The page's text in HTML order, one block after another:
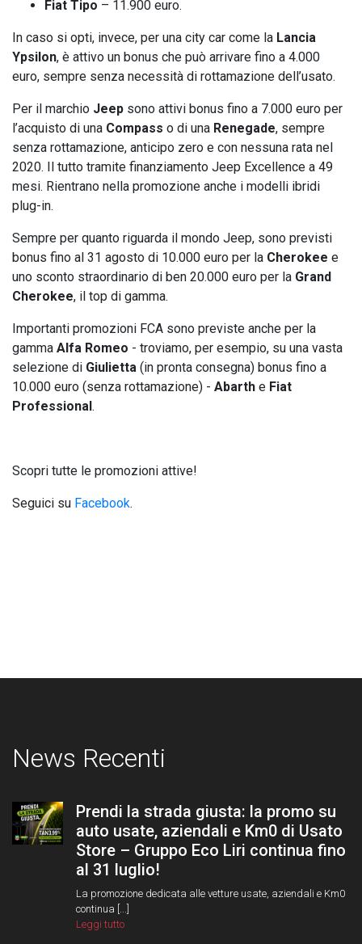
Fiat Tipo – 11.900 euro.
In caso si opti, invece, per una city car come la Lancia
Ypsilon, è attivo un bonus che può arrivare fino a 4.000
euro, sempre senza necessità di rottamazione dell’usato.
Per il marchio Jeep sono attivi bonus fino a 7.000 euro per
l’acquisto di una Compass o di una Renegade, sempre
senza rottamazione, anticipo zero e con nessuna rata nel
2020. Il tutto tramite finanziamento Jeep Excellence a 49
mesi. Rientrano nella promozione anche i modelli ibridi
plug-in.
Sempre per quanto riguarda il mondo Jeep, sono previsti
bonus fino al 31 agosto di 10.000 euro per la Cherokee e
uno sconto straordinario di ben 20.000 euro per la Grand
Cherokee, il top di gamma.
Importanti promozioni FCA sono previste anche per la
gamma Alfa Romeo - troviamo, per esempio, su una vasta
selezione di Giulietta (in pronta consegna) bonus fino a
10.000 euro (senza rottamazione) - Abarth e Fiat
Professional.
Scopri tutte le promozioni attive!
Seguici su Facebook.
News Recenti
Prendi la strada giusta: la promo su
auto usate, aziendali e Km0 di Usato
Store – Gruppo Eco Liri continua fino
al 31 luglio!
La promozione dedicata alle vetture usate, aziendali e Km0
continua [...]
Leggi tutto